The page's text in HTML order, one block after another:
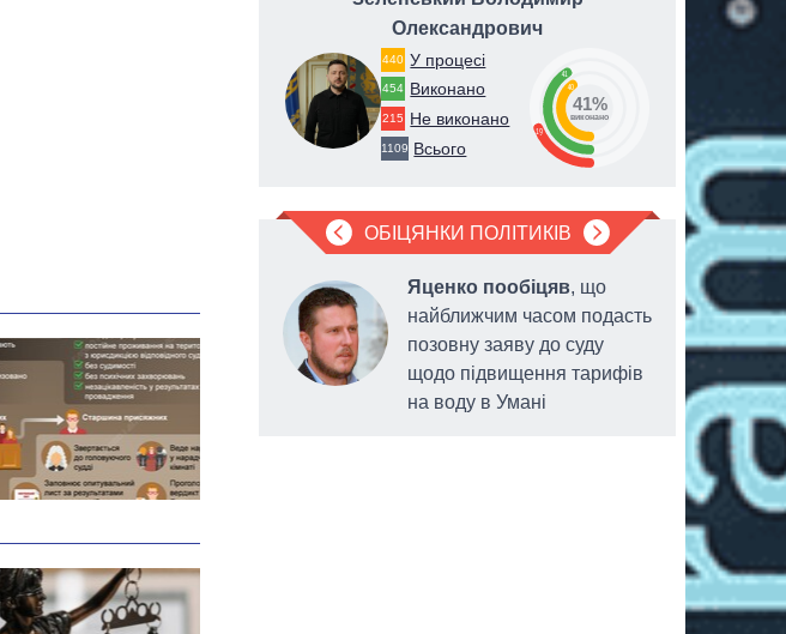
Олександрович
440 У процесі
454 Виконано
215 Не виконано
1109 Всього
19
41
40
41%
виконано
ОБІЦЯНКИ ПОЛІТИКІВ
організувати
з представниками
Яценко пообіцяв, що
найближчим часом подасть
позовну заяву до суду
щодо підвищення тарифів
на воду в Умані